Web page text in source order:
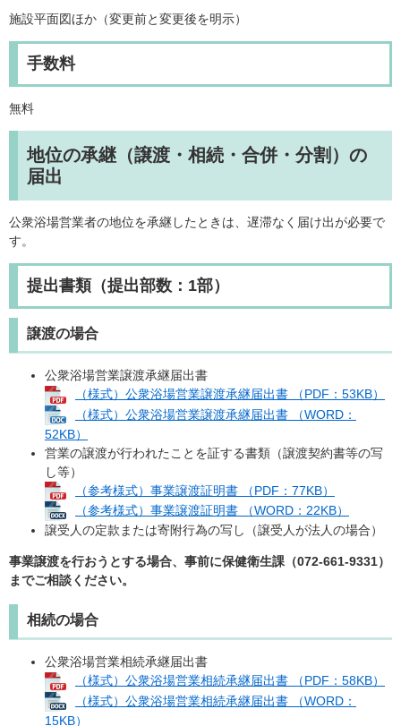
施設平面図ほか（変更前と変更後を明示）
手数料
無料
地位の承継（譲渡・相続・合併・分割）の
届出
公衆浴場営業者の地位を承継したときは、遅滞なく届け出が必要で
す。
提出書類（提出部数：1部）
譲渡の場合
公衆浴場営業譲渡承継届出書
（様式）公衆浴場営業譲渡承継届出書 （PDF：53KB）
（様式）公衆浴場営業譲渡承継届出書 （WORD：
52KB）
営業の譲渡が行われたことを証する書類（譲渡契約書等の写
し等）
（参考様式）事業譲渡証明書 （PDF：77KB）
（参考様式）事業譲渡証明書 （WORD：22KB）
譲受人の定款または寄附行為の写し（譲受人が法人の場合）
事業譲渡を行おうとする場合、事前に保健衛生課（072-661-9331）
までご相談ください。
相続の場合
公衆浴場営業相続承継届出書
（様式）公衆浴場営業相続承継届出書 （PDF：58KB）
（様式）公衆浴場営業相続承継届出書 （WORD：
15KB）